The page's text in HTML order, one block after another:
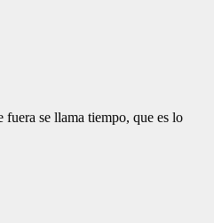
fuera se llama tiempo, que es lo